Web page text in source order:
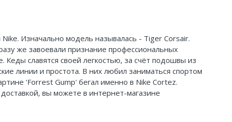
Изначально модель называлась - Tiger Corsair.
же завоевали признание профессиональных
Кеды славятся своей легкостью, за счёт подошвы из
линии и простота. В них любил заниматься спортом
'Forrest Gump' бегал именно в Nike Cortez.
вы можете в интернет-магазине